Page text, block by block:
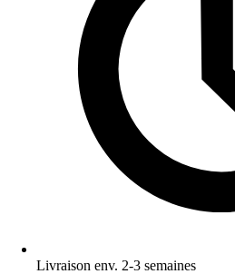
Livraison env. 2-3 semaines